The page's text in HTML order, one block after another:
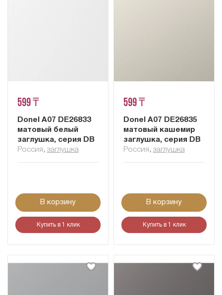
599 ₸
Donel A07 DE26833
матовый белый
заглушка, серия DB
Россия , заглушка
В корзину
Купить в 1 клик
599 ₸
Donel A07 DE26835
матовый кашемир
заглушка, серия DB
Россия , заглушка
В корзину
Купить в 1 клик